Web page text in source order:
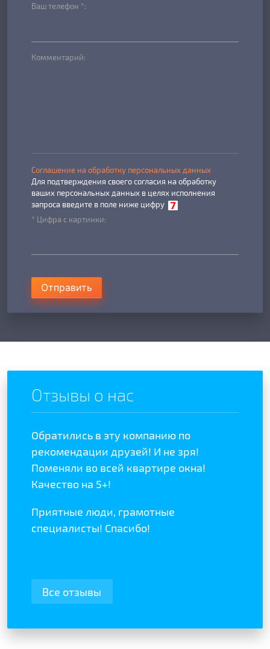
Ваш телефон *:
Комментарий:
Соглашение на обработку персональных данных
Для подтверждения своего согласия на обработку
ваших персональных данных в целях исполнения
запроса введите в поле ниже цифру
* Цифра с картинки:
Отправить
Отзывы о нас
Обратились в эту компанию по
рекомендации друзей! И не зря!
Поменяли во всей квартире окна!
Качество на 5+!
Приятные люди, грамотные
специалисты! Спасибо!
Все отзывы